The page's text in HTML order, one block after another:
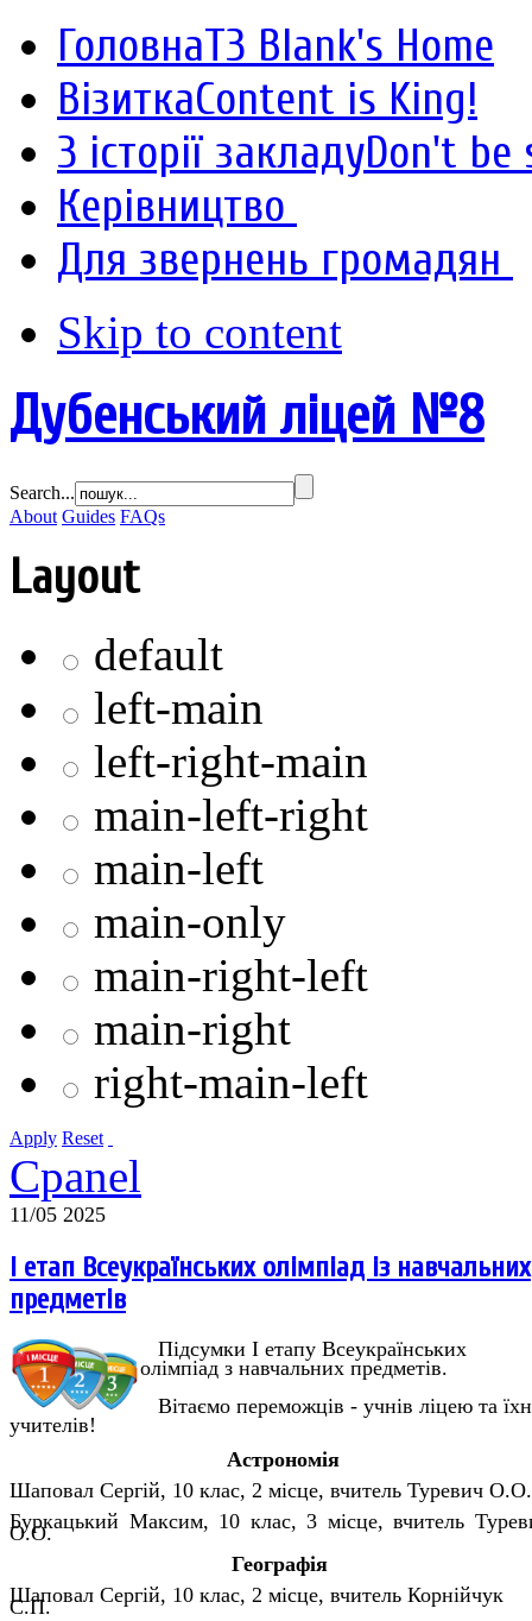
ГоловнаT3 Blank's Home
ВізиткаContent is King!
З історії закладуDon't be
Керівництво
Для звернень громадян
Skip to content
Дубенський ліцей №8
Search...
About Guides FAQs
Layout
default
left-main
left-right-main
main-left-right
main-left
main-only
main-right-left
main-right
right-main-left
Apply Reset
Cpanel
11/05 2025
І етап Всеукраїнських олімпіад із навчальних
предметів
Підсумки І етапу Всеукраїнських
олімпіад з навчальних предметів.
Вітаємо переможців - учнів ліцею та
учителів!
Астрономія
Шаповал Сергій, 10 клас, 2 місце, вчитель Туревич О.О.
Буркацький Максим, 10 клас, 3 місце, вчитель
О.О.
Географія
Шаповал Сергій, 10 клас, 2 місце, вчитель Корнійчук
С.П.